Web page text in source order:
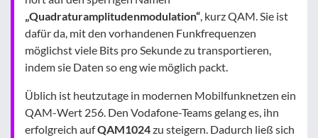
„Quadraturamplitudenmodulation“, kurz QAM. Sie ist
dafür da, mit den vorhandenen Funkfrequenzen
möglichst viele Bits pro Sekunde zu transportieren,
indem sie Daten so eng wie möglich packt.
Üblich ist heutzutage in modernen Mobilfunknetzen ein
QAM-Wert 256. Den Vodafone-Teams gelang es, ihn
erfolgreich aufQAM1024zu steigern. Dadurch ließ sich